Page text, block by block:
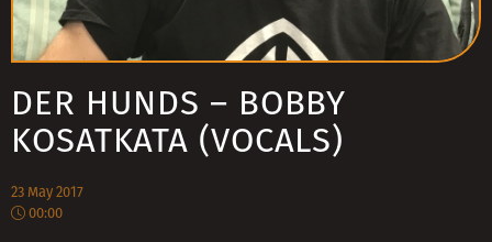
DER HUNDS – BOBBY
KOSATKATA (VOCALS)
23 May 2017
00:00